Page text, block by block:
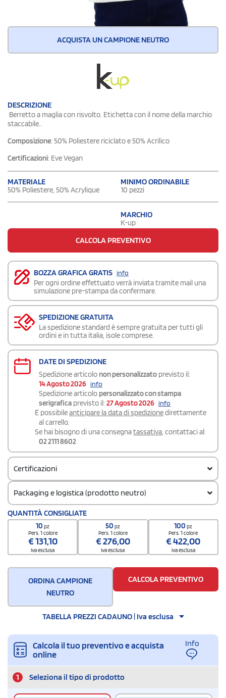
ACQUISTA UN CAMPIONE NEUTRO
DESCRIZIONE
Berretto a maglia con risvolto. Etichetta con il nome della marchio
staccabile..
Composizione: 50% Poliestere riciclato e 50% Acrilico
Certificazioni: Eve Vegan
MATERIALE
50% Poliestere, 50% Acrylique
MINIMO ORDINABILE
10 pezzi
MARCHIO
K-up
CALCOLA PREVENTIVO
BOZZA GRAFICA GRATIS info
Per ogni ordine effettuato verrà inviata tramite mail una
simulazione pre-stampa da confermare.
SPEDIZIONE GRATUITA
La spedizione standard è sempre gratuita per tutti gli
ordini e in tutta italia, isole comprese.
DATE DI SPEDIZIONE
Spedizione articolo non personalizzato previsto il:
14 Agosto 2026 info
Spedizione articolo personalizzato con stampa
serigrafica previsto il: 27 Agosto 2026 info
É possibileanticipare la data di spedizionedirettamente
al carrello.
Se hai bisogno di una consegnatassativa, contattaci al:
02 2111 8602
Certificazioni
Packaging e logistica (prodotto neutro)
Codice doganale
65050090
QUANTITÀ CONSIGLIATE
10pz
Pers. 1 colore
€131,10
iva esclusa
50pz
Pers. 1 colore
€276,00
iva esclusa
100pz
Pers. 1 colore
€422,00
iva esclusa
ORDINA CAMPIONE
NEUTRO
CALCOLA PREVENTIVO
TABELLA PREZZI CADAUNO | Iva esclusa
Calcola il tuo preventivo e acquista
online
Info
1 Seleziona il tipo di prodotto